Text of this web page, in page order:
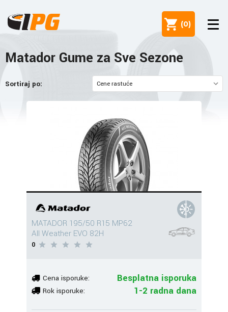
(0)
Matador Gume za Sve Sezone
Sortiraj po:
MATADOR 195/50 R15 MP62
All Weather EVO 82H
0
Cena isporuke: Besplatna isporuka
Rok isporuke: 1-2 radna dana